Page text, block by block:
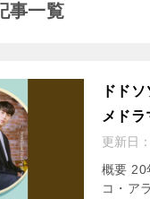
事一覧
ドド
メドラ
更新日：
概要 20
コ・ア